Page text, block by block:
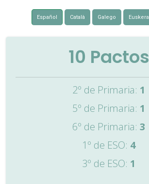
Español Català Galego Euskera
10 Pactos
2º de Primaria: 1
5º de Primaria: 1
6º de Primaria: 3
1º de ESO: 4
3º de ESO: 1